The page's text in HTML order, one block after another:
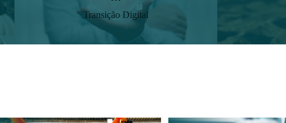
Transição Digital